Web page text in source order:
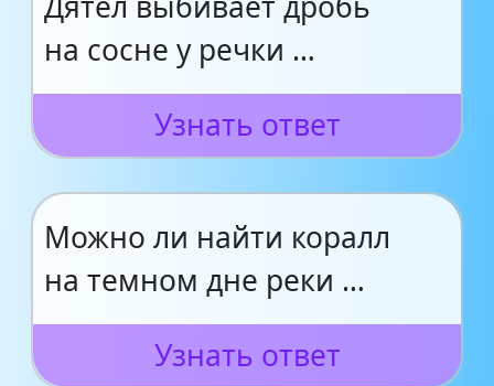
на сосне у речки …
Узнать ответ
Можно ли найти коралл
на темном дне реки …
Узнать ответ